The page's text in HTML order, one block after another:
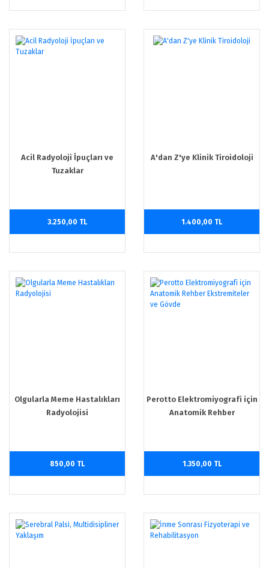
Acil Radyoloji İpuçları ve
Tuzaklar
3.250,00 TL
A'dan Z'ye Klinik Tiroidoloji
1.400,00 TL
Olgularla Meme Hastalıkları
Radyolojisi
850,00 TL
Perotto Elektromiyografi için
Anatomik Rehber
1.350,00 TL